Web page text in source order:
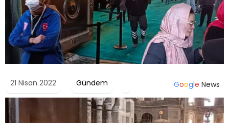
21 Nisan 2022 Gündem Google News